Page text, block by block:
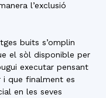
l’exclusió
buits s’omplin
el sòl disponible per
executar pensant
i que finalment es
en les seves